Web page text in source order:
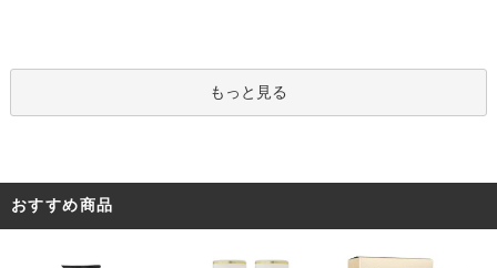
もっと見る
おすすめ商品